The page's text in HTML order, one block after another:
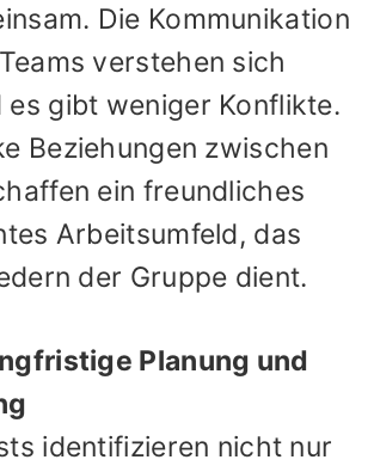
Die Kommunikation
verstehen sich
es gibt weniger Konflikte.
Beziehungen zwischen
ein freundliches
Arbeitsumfeld, das
der Gruppe dient.
Planung und
identifizieren nicht nur